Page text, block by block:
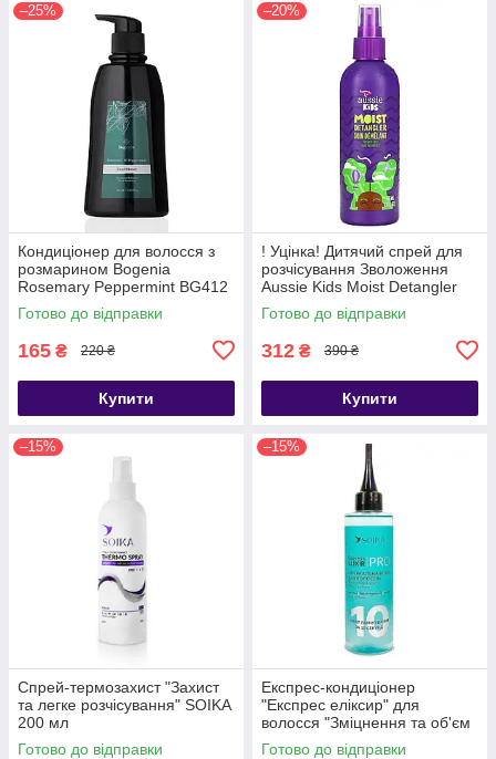
–25%
Кондиціонер для волосся з
розмарином Bogenia
Rosemary Peppermint BG412
[002] 350 мл
Готово до відправки
165 ₴ 220 ₴
Купити
–20%
! Уцінка! Дитячий спрей для
розчісування Зволоження
Aussie Kids Moist Detangler
236 мл
Готово до відправки
312 ₴ 390 ₴
Купити
–15%
Спрей-термозахист "Захист
та легке розчісування" SOIKA
200 мл
Готово до відправки
–15%
Експрес-кондиціонер
"Експрес еліксир" для
волосся "Зміцнення та об'єм
Soika 200 мл
Готово до відправки